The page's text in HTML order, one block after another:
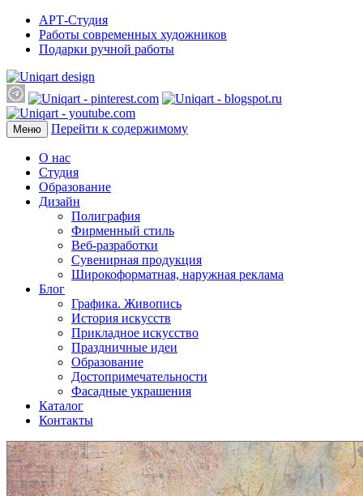
АРТ-Студия
Работы современных художников
Подарки ручной работы
Меню Перейти к содержимому
О нас
Студия
Образование
Дизайн
Полиграфия
Фирменный стиль
Веб-разработки
Сувенирная продукция
Широкоформатная, наружная реклама
Блог
Графика. Живопись
История искусств
Прикладное искусство
Праздничные идеи
Образование
Достопримечательности
Фасадные украшения
Каталог
Контакты